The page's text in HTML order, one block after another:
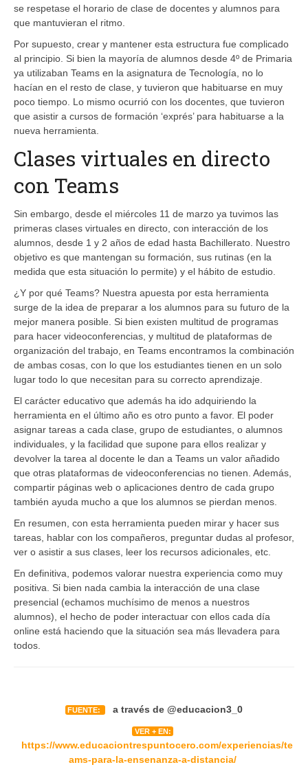
se respetase el horario de clase de docentes y alumnos para
que mantuvieran el ritmo.
Por supuesto, crear y mantener esta estructura fue complicado
al principio. Si bien la mayoría de alumnos desde 4º de Primaria
ya utilizaban Teams en la asignatura de Tecnología, no lo
hacían en el resto de clase, y tuvieron que habituarse en muy
poco tiempo. Lo mismo ocurrió con los docentes, que tuvieron
que asistir a cursos de formación ‘exprés’ para habituarse a la
nueva herramienta.
Clases virtuales en directo
con Teams
Sin embargo, desde el miércoles 11 de marzo ya tuvimos las
primeras clases virtuales en directo, con interacción de los
alumnos, desde 1 y 2 años de edad hasta Bachillerato. Nuestro
objetivo es que mantengan su formación, sus rutinas (en la
medida que esta situación lo permite) y el hábito de estudio.
¿Y por qué Teams? Nuestra apuesta por esta herramienta
surge de la idea de preparar a los alumnos para su futuro de la
mejor manera posible. Si bien existen multitud de programas
para hacer videoconferencias, y multitud de plataformas de
organización del trabajo, en Teams encontramos la combinación
de ambas cosas, con lo que los estudiantes tienen en un solo
lugar todo lo que necesitan para su correcto aprendizaje.
El carácter educativo que además ha ido adquiriendo la
herramienta en el último año es otro punto a favor. El poder
asignar tareas a cada clase, grupo de estudiantes, o alumnos
individuales, y la facilidad que supone para ellos realizar y
devolver la tarea al docente le dan a Teams un valor añadido
que otras plataformas de videoconferencias no tienen. Además,
compartir páginas web o aplicaciones dentro de cada grupo
también ayuda mucho a que los alumnos se pierdan menos.
En resumen, con esta herramienta pueden mirar y hacer sus
tareas, hablar con los compañeros, preguntar dudas al profesor,
ver o asistir a sus clases, leer los recursos adicionales, etc.
En definitiva, podemos valorar nuestra experiencia como muy
positiva. Si bien nada cambia la interacción de una clase
presencial (echamos muchísimo de menos a nuestros
alumnos), el hecho de poder interactuar con ellos cada día
online está haciendo que la situación sea más llevadera para
todos.
FUENTE: a través de@educacion3_0
VER + EN:
https://www.educaciontrespuntocero.com/experiencias/te
ams-para-la-ensenanza-a-distancia/